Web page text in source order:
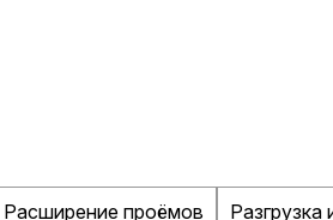
Расширение проёмов